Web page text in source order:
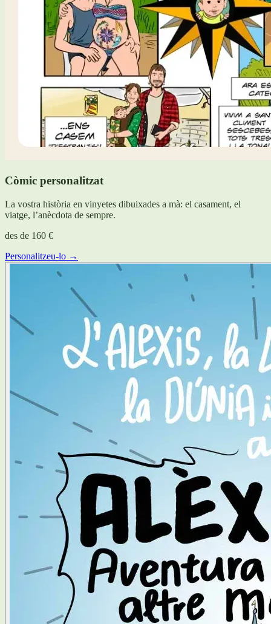
Còmic personalitzat
La vostra història en vinyetes dibuixades a mà: el casament, el
viatge, l’anècdota de sempre.
des de 160 €
Personalitzeu-lo →